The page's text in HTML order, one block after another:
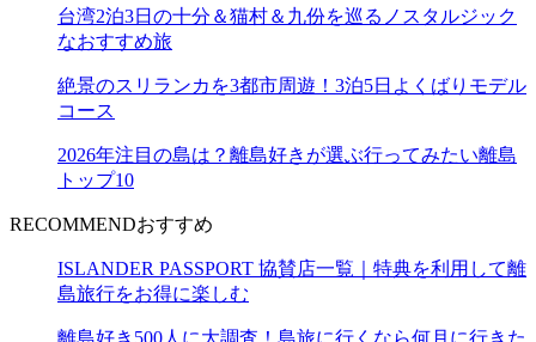
台湾2泊3日の十分＆猫村＆九份を巡るノスタルジック
なおすすめ旅
絶景のスリランカを3都市周遊！3泊5日よくばりモデル
コース
2026年注目の島は？離島好きが選ぶ行ってみたい離島
トップ10
RECOMMENDおすすめ
ISLANDER PASSPORT 協賛店一覧｜特典を利用して離
島旅行をお得に楽しむ
離島好き500人に大調査！島旅に行くなら何月に行きた